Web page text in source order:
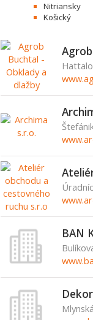
Nitriansky
Košický
BAN